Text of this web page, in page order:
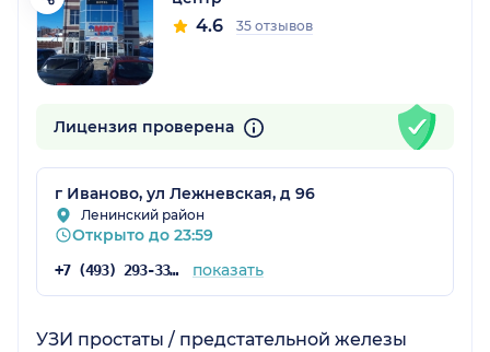
4.6 35 отзывов
Лицензия проверена
г Иваново, ул Лежневская, д 96
Ленинский район
Открыто до 23:59
+7 (493) 293-33-33 показать
УЗИ простаты / предстательной железы